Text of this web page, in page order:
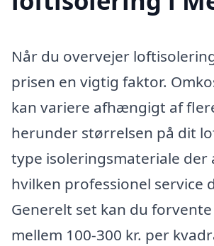
Når du overvejer
prisen en vigtig faktor.
kan variere afhængigt af
herunder størrelsen på dit
type isoleringsmateriale der
hvilken professionel service
Generelt set kan du
mellem 100-300 kr. per